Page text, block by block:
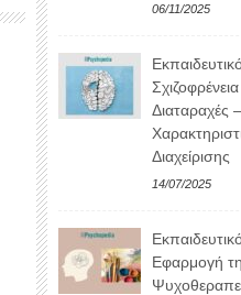
06/11/2025
Διαταραχές –
Διαχείρισης
14/07/2025
Εφαρμογή